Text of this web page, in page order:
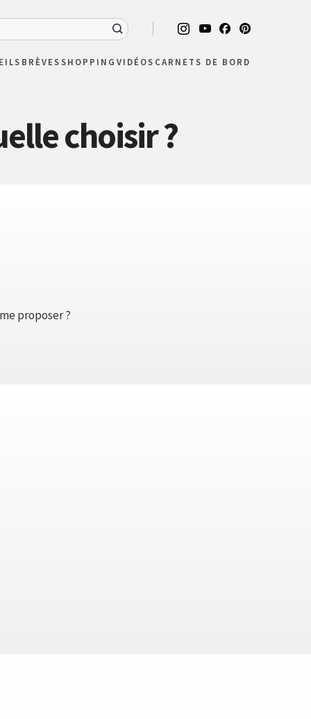
BRÈVESSHOPPING VIDÉOS CARNETS DE BORD
choisir ?
proposer ?